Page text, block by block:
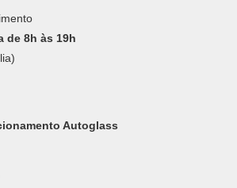
de 8h às 19h
Autoglass